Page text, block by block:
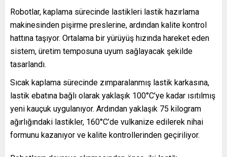
Robotlar, kaplama sürecinde lastikleri lastik hazırlama
makinesinden pişirme preslerine, ardından kalite kontrol
hattına taşıyor. Ortalama bir yürüyüş hızında hareket eden
sistem, üretim temposuna uyum sağlayacak şekilde
tasarlandı.
Sıcak kaplama sürecinde zımparalanmış lastik karkasına,
lastik ebatına bağlı olarak yaklaşık 100°C’ye kadar ısıtılmış
yeni kauçuk uygulanıyor. Ardından yaklaşık 75 kilogram
ağırlığındaki lastikler, 160°C’de vulkanize edilerek nihai
formunu kazanıyor ve kalite kontrollerinden geçiriliyor.